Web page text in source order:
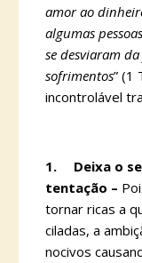
amor ao
algumas
se desviaram
sofrimentos” (1
incontrolável
1.
Deixa o
tentação –
tornar ricas a
ciladas, a
nocivos